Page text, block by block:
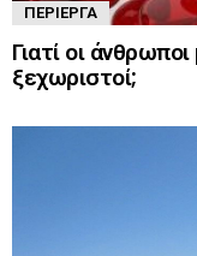
ΠΕΡΊΕΡΓΑ
Γιατί οι
ξεχωριστοί;